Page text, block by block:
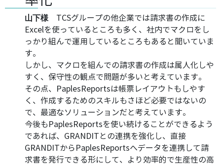
山下様TCSグループの他企業では請求書の作成に
Excelを使っているところも多く、社内でマクロをし
っかり組んで運用しているところもあると聞いていま
す。
しかし、マクロを組んでの請求書の作成は属人化しや
すく、保守性の観点で問題が多いと考えています。
その点、PaplesReportsは帳票レイアウトもしやす
く、作成するためのスキルもさほど必要ではないの
で、最適なソリューションだと考えています。
今後もPaplesReportsを使い続けることができるよう
であれば、GRANDITとの連携を強化し、直接
GRANDITからPaplesReportsへデータを連携して請
求書を発行できる形にして、より効率的で生産性の高